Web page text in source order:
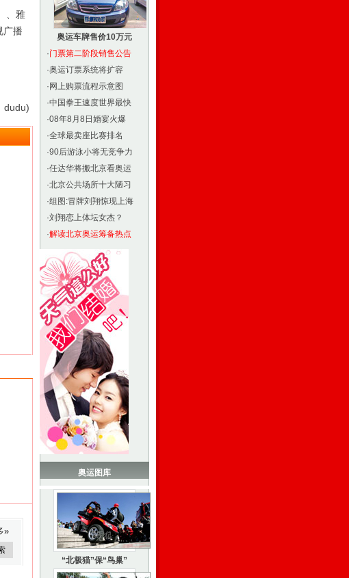
、雅
广播
dudu)
»
奥运车牌售价10万元
·门票第二阶段销售公告
·奥运订票系统将扩容
· 网上购票流程示意图
·中国拳王速度世界最快
·08年8月8日婚宴火爆
·全球最卖座比赛排名
·90后游泳小将无竞争力
·任达华将搬北京看奥运
·北京公共场所十大陋习
·组图:冒牌刘翔惊现上海
·刘翔恋上体坛女杰？
·解读北京奥运筹备热点
奥运图库
“北极猫”保“鸟巢”